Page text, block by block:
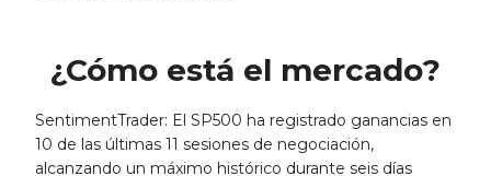
¿Cómo está el mercado?
SentimentTrader: El SP500 ha registrado ganancias en
10 de las últimas 11 sesiones de negociación,
alcanzando un máximo histórico durante seis días